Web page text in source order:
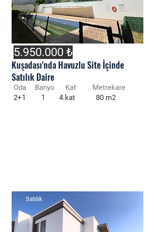
5.950.000₺
Kuşadası'nda Havuzlu Site İçinde
Satılık Daire
Oda
2+1
Banyo
1
Kat
4.kat
Metrekare
80 m2
Satılık